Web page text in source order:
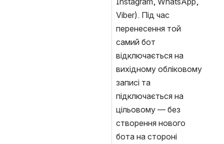
Viber). Під час
перенесення той
самий бот
відключається на
вихідному обліковому
записі та
підключається на
цільовому — без
створення нового
бота на стороні